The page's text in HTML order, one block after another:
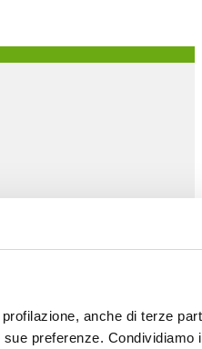
anche di terze
preferenze.